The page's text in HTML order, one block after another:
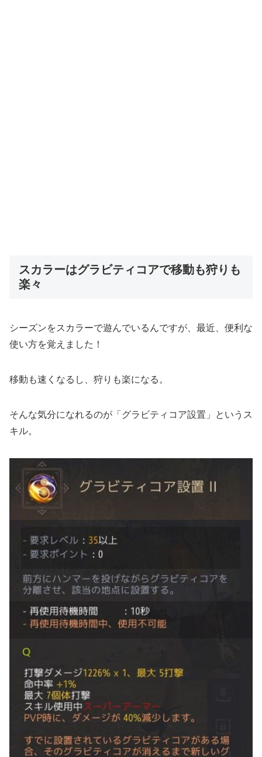
スカラーはグラビティコアで移動も狩りも
楽々
シーズンをスカラーで遊んでいるんですが、最近、便利な
使い方を覚えました！
移動も速くなるし、狩りも楽になる。
そんな気分になれるのが「グラビティコア設置」というス
キル。